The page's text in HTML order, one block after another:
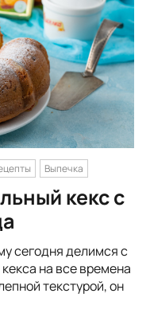
Выпечка
кекс с
сегодня делимся с
на все времена
текстурой, он